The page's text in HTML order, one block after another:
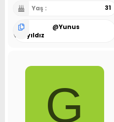
Yaş 31
@Yunus
Gökyıldız
G